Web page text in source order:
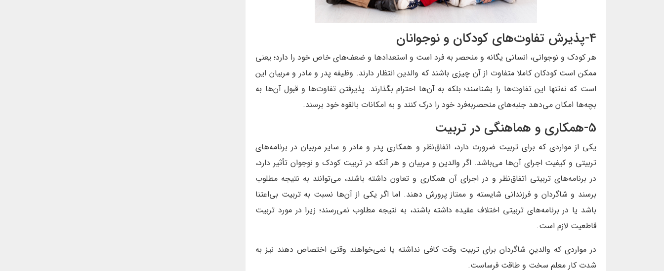
4-پذیرش تفاوت‌های کودکان و نوجوانان
هر کودک و نوجوانی، انسانی یگانه و منحصر به فرد است و استعدادها و ضعف‌های خاص خود را دارد؛ یعنی
ممکن است کودکان کاملا متفاوت از آن چیزی باشند که والدین انتظار دارند. وظیفه پدر و مادر و مربیان این
است که نه‌تنها این تفاوت‌ها را بشناسند؛ بلکه به آن‌ها احترام بگذارند. پذیرفتن تفاوت‌ها و قبول آن‌ها به
بچه‌ها امکان می‌دهد جنبه‌های منحصربه‌فرد خود را درک کنند و به امکانات بالقوه خود برسند.
5-همکاری و هماهنگی در تربیت
یکی از مواردی که برای تربیت ضرورت دارد، اتفاق‌نظر و همکاری پدر و مادر و سایر مربیان در برنامه‌های
تربیتی و کیفیت اجرای آن‌ها می‌باشد. اگر والدین و مربیان و هر آنکه در تربیت کودک و نوجوان تأثیر دارد،
در برنامه‌های تربیتی اتفاق‌نظر و در اجرای آن همکاری و تعاون داشته باشند، می‌توانند به نتیجه مطلوب
برسند و شاگردان و فرزندانی شایسته و ممتاز پرورش دهند. اما اگر یکی از آن‌ها نسبت به تربیت بی‌اعتنا
باشد یا در برنامه‌های تربیتی اختلاف عقیده داشته باشند، به نتیجه مطلوب نمی‌رسند؛ زیرا در مورد تربیت
قاطعیت لازم است.
در مواردی که والدینِ شاگردان برای تربیت وقت کافی نداشته یا نمی‌خواهند وقتی اختصاص دهند نیز به
شدت کار معلم سخت و طاقت فرساست.